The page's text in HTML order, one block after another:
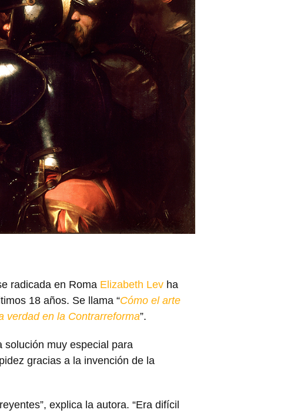
radicada en Roma Elizabeth Levha
18 años. Se llama “Cómo el arte
verdad en la Contrarreforma”.
solución muy especial para
gracias a la invención de la
explica la autora. “Era difícil